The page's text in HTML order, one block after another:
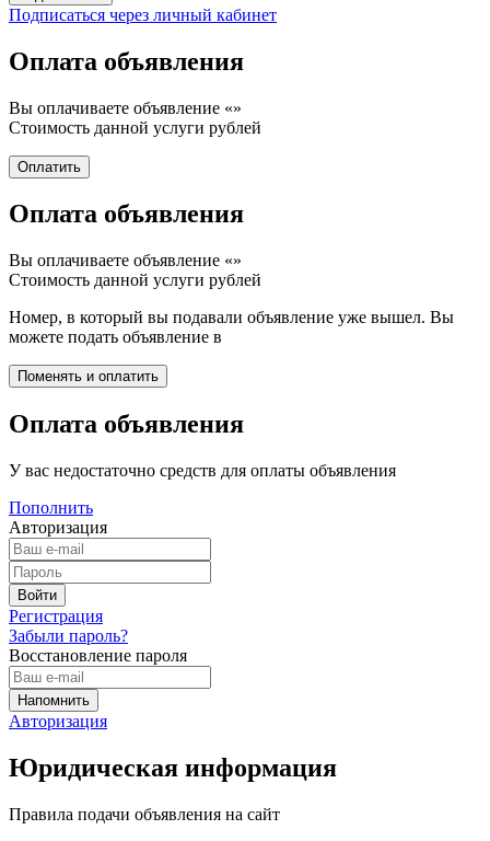
Подписаться через личный кабинет
Оплата объявления
Вы оплачиваете объявление «»
Стоимость данной услуги рублей
Оплата объявления
Вы оплачиваете объявление «»
Стоимость данной услуги рублей
Номер, в который вы подавали объявление уже вышел. Вы
можете подать объявление в
Оплата объявления
У вас недостаточно средств для оплаты объявления
Пополнить
Авторизация
Регистрация
Забыли пароль?
Восстановление пароля
Авторизация
Юридическая информация
Правила подачи объявления на сайт